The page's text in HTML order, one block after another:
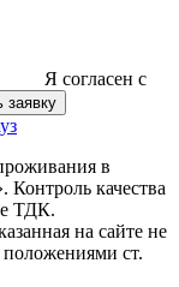
Я согласен с
заявку
в
качества
ТДК.
на сайте не
положениями ст.